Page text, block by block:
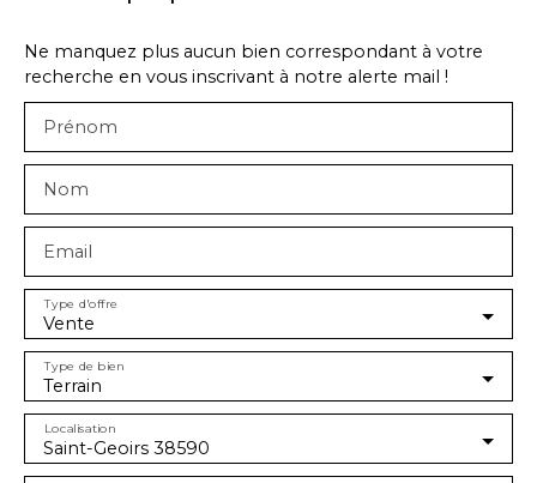
Ne manquez plus aucun bien correspondant à votre
recherche en vous inscrivant à notre alerte mail !
Prénom
Nom
Email
Vente
Type d'offre
Terrain
Type de bien
Saint-Geoirs 38590
Localisation